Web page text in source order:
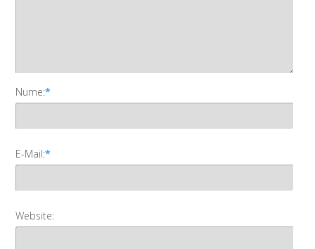
Nume:*
E-Mail:*
Website: